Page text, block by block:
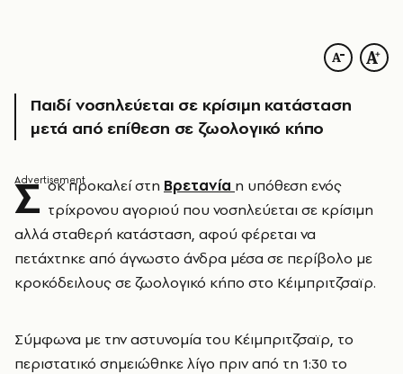
Παιδί νοσηλεύεται σε κρίσιμη κατάσταση
μετά από επίθεση σε ζωολογικό κήπο
Σ οκ προκαλεί στη Βρετανία η υπόθεση ενός
τρίχρονου αγοριού που νοσηλεύεται σε κρίσιμη
αλλά σταθερή κατάσταση, αφού φέρεται να
πετάχτηκε από άγνωστο άνδρα μέσα σε περίβολο με
κροκόδειλους σε ζωολογικό κήπο στο Κέιμπριτζσαϊρ.
Σύμφωνα με την αστυνομία του Κέιμπριτζσαϊρ, το
περιστατικό σημειώθηκε λίγο πριν από τη 1:30 το